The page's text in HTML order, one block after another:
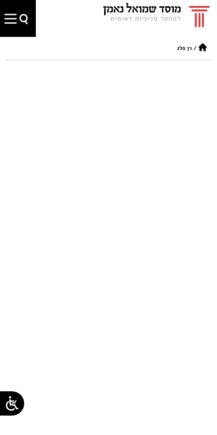
/רן פלג